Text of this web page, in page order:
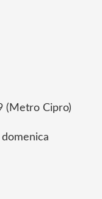
(Metro Cipro)